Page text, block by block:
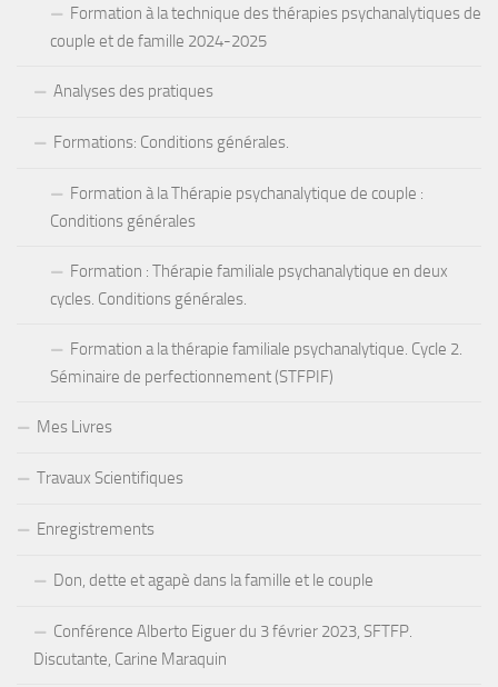
Formation à la technique des thérapies psychanalytiques de
couple et de famille 2024-2025
Analyses des pratiques
Formations: Conditions générales.
Formation à la Thérapie psychanalytique de couple :
Conditions générales
Formation : Thérapie familiale psychanalytique en deux
cycles. Conditions générales.
Formation a la thérapie familiale psychanalytique. Cycle 2.
Séminaire de perfectionnement (STFPIF)
Mes Livres
Travaux Scientifiques
Enregistrements
Don, dette et agapè dans la famille et le couple
Conférence Alberto Eiguer du 3 février 2023, SFTFP.
Discutante, Carine Maraquin